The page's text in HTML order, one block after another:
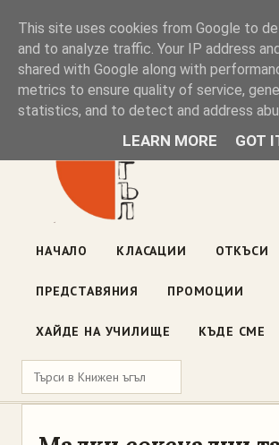
Книжен ъгъл
Блог на книжарницата — класации,
ул. „Оборище" 117, София· пон–пет
НАЧАЛО КЛАСАЦИИ ОТКЪСИ
ПРЕДСТАВЯНИЯ ПРОМОЦИИ
ХАЙДЕ НА УЧИЛИЩЕ КЪДЕ СМЕ
This site uses cookies from Google to
and to analyze traffic. Your IP address
shared with Google along with
metrics to ensure quality of service,
statistics, and to detect and address
LEARN MORE GOT